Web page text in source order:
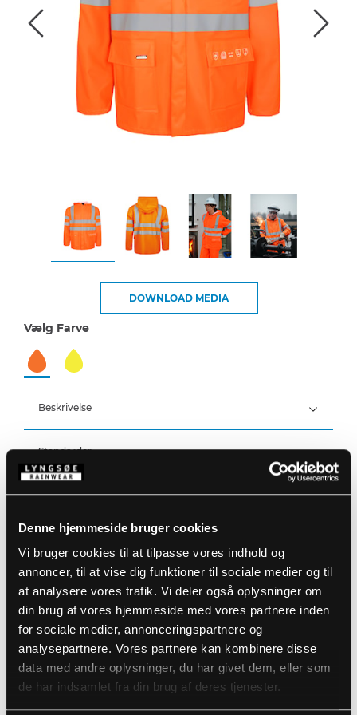
Denne hjemmeside bruger cookies
Vi bruger cookies til at tilpasse vores indhold og
annoncer, til at vise dig funktioner til sociale medier og til
at analysere vores trafik. Vi deler også oplysninger om
din brug af vores hjemmeside med vores partnere inden
for sociale medier, annonceringspartnere og
analysepartnere. Vores partnere kan kombinere disse
data med andre oplysninger, du har givet dem, eller som
de har indsamlet fra din brug af deres tjenester.
DOWNLOAD MEDIA
Vælg Farve
Beskrivelse
100% Polyester, PU belægning, 210 g/m²
Vind- og vandtæt
Standarder
Detaljer
Stor hætte som passer over hjelm
Fast hætte med snøre
Skjult lynlås med trykknaplukning
Trykknapjustering ved ærmer
To frontlommer
Varenummer: FR-LR55-WOMAN-05
EAN: 5708217961293
Vaskeanvisninger
Plejeinstruktioner:
DOWNLOAD PRODUKTBLAD